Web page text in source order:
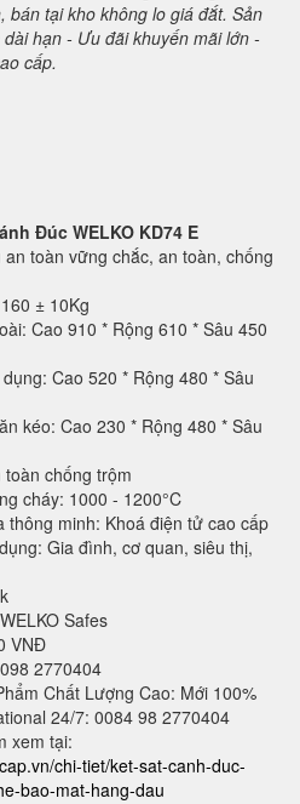
tại kho không lo giá đắt. Sản
hạn - Ưu đãi khuyến mãi lớn -
cấp.
Đúc WELKO KD74 E
an toàn vững chắc, an toàn, chống
± 10Kg
Cao 910 * Rộng 610 * Sâu 450
Cao 520 * Rộng 480 * Sâu
kéo: Cao 230 * Rộng 480 * Sâu
chống trộm
cháy: 1000 - 1200°C
thông minh: Khoá điện tử cao cấp
Gia đình, cơ quan, siêu thị,
Safes
VNĐ
2770404
Chất Lượng Cao: Mới 100%
24/7: 0084 98 2770404
xem tại:
chi-tiet/ket-sat-canh-duc-
bao-mat-hang-dau